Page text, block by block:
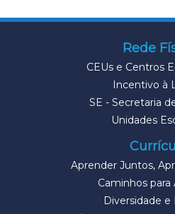
Rede
CEUs e Centros
Incentivo à
SE - Secretaria
Unidades
Aprender Juntos,
Caminhos
Diversidade e